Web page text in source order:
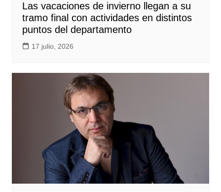
Las vacaciones de invierno llegan a su
tramo final con actividades en distintos
puntos del departamento
17 julio, 2026